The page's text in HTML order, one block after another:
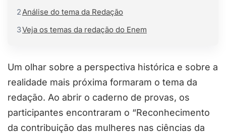
2Análise do tema da Redação
3Veja os temas da redação do Enem
Um olhar sobre a perspectiva histórica e sobre a
realidade mais próxima formaram o tema da
redação. Ao abrir o caderno de provas, os
participantes encontraram o “Reconhecimento
da contribuição das mulheres nas ciências da